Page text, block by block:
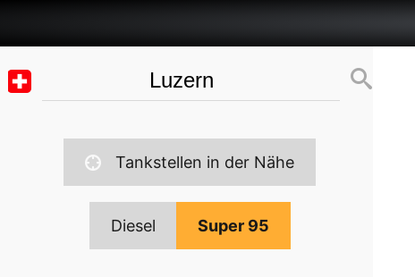
Tankstellen in der Nähe
Diesel Super 95